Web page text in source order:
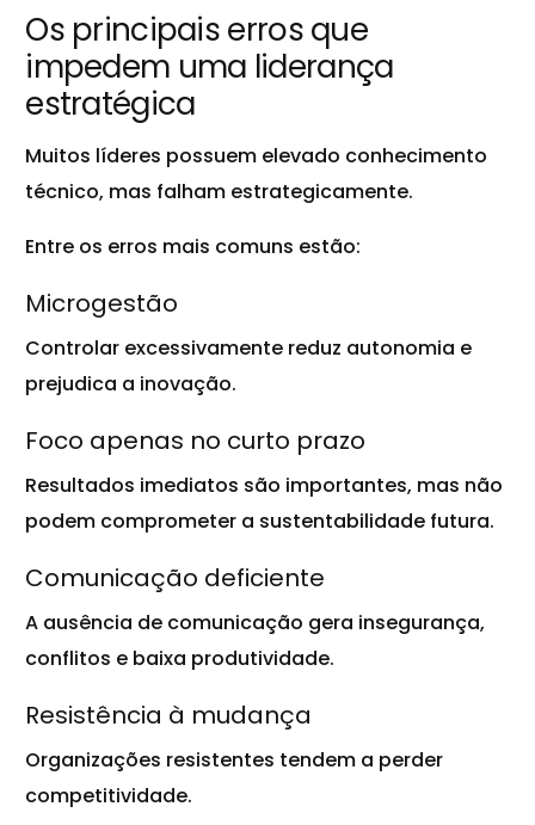
Os principais erros que
impedem uma liderança
estratégica
Muitos líderes possuem elevado conhecimento
técnico, mas falham estrategicamente.
Entre os erros mais comuns estão:
Microgestão
Controlar excessivamente reduz autonomia e
prejudica a inovação.
Foco apenas no curto prazo
Resultados imediatos são importantes, mas não
podem comprometer a sustentabilidade futura.
Comunicação deficiente
A ausência de comunicação gera insegurança,
conflitos e baixa produtividade.
Resistência à mudança
Organizações resistentes tendem a perder
competitividade.